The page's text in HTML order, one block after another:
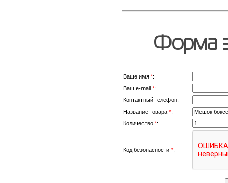
Форма
Ваше имя *:
Ваш e-mail *:
Контактный телефон:
Название товара *:
Количество *:
Код безопасности *: